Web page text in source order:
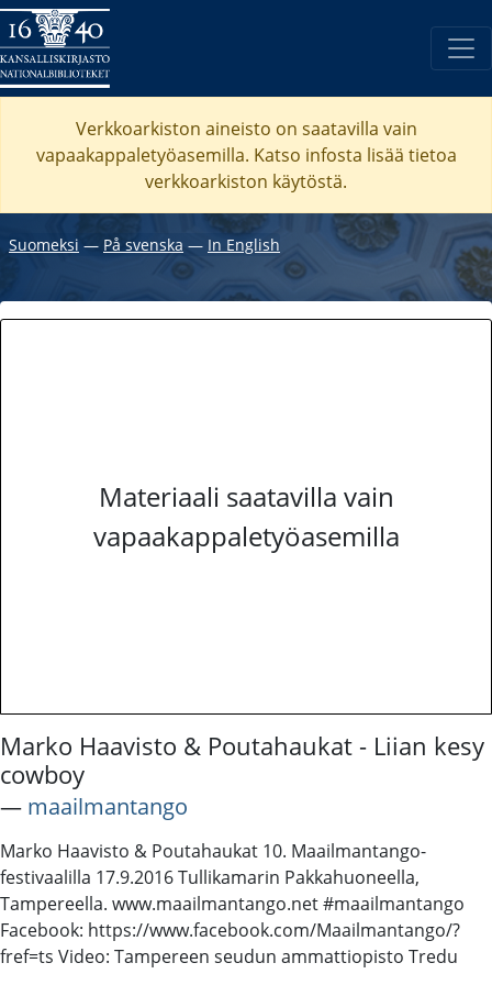
Verkkoarkiston aineisto on saatavilla vain
vapaakappaletyöasemilla. Katso infosta lisää tietoa
verkkoarkiston käytöstä.
Suomeksi ― På svenska ― In English
Materiaali saatavilla vain
vapaakappaletyöasemilla
Marko Haavisto & Poutahaukat - Liian kesy
cowboy
― maailmantango
Marko Haavisto & Poutahaukat 10. Maailmantango-
festivaalilla 17.9.2016 Tullikamarin Pakkahuoneella,
Tampereella. www.maailmantango.net #maailmantango
Facebook: https://www.facebook.com/Maailmantango/?
fref=ts Video: Tampereen seudun ammattiopisto Tredu